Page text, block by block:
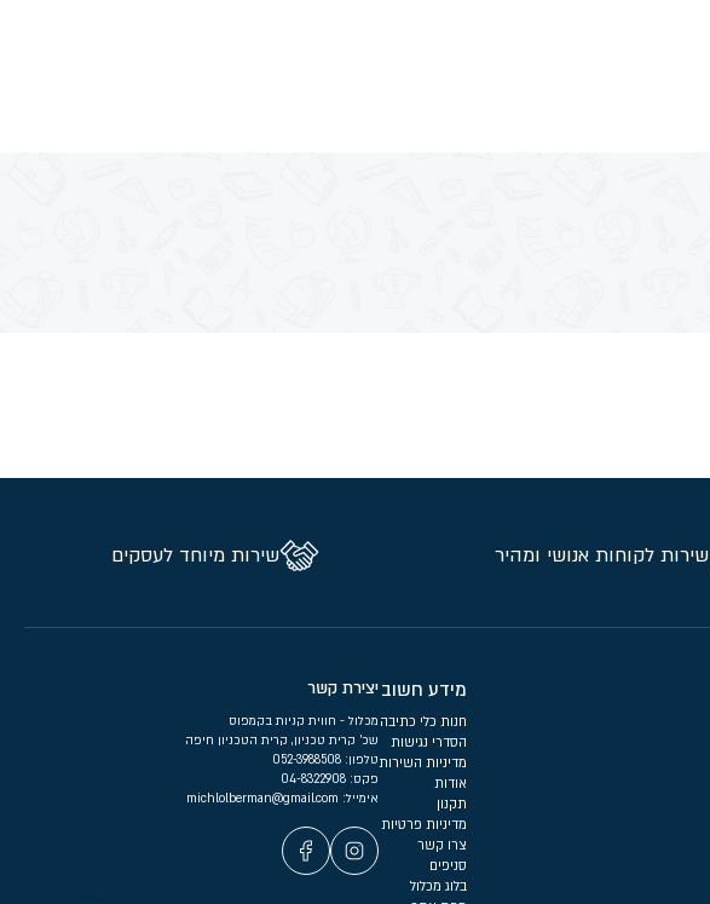
שירות לקוחות אנושי ומהיר שירות מיוחד לעסקים
מידע חשוב
חנות כלי כתיבה
הסדרי נגישות
מדיניות השירות
אודות
תקנון
מדיניות פרטיות
צרו קשר
סניפים
בלוג מכלול
יצירת קשר
מכלול - חווית קניות בקמפוס
שכ’ קרית טכניון, קרית הטכניון חיפה
טלפון:
פקס: 04-8322908
אימייל: